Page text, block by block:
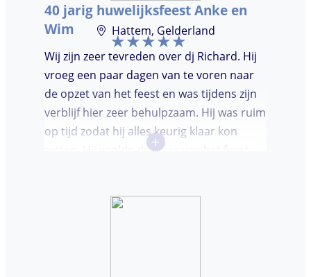
moest worden. Er was de mogelijkheid om
verzoeknummers aan te vragen.
40 jarig huwelijksfeest Anke en
Wim
Hattem, Gelderland
Wij zijn zeer tevreden over dj Richard. Hij
vroeg een paar dagen van te voren naar
de opzet van het feest en was tijdens zijn
verblijf hier zeer behulpzaam. Hij was ruim
op tijd zodat hij alles keurig klaar kon
zetten. Hij voelde de sfeer van het feest
doorpraatte. Het was heel leuk dat er
+